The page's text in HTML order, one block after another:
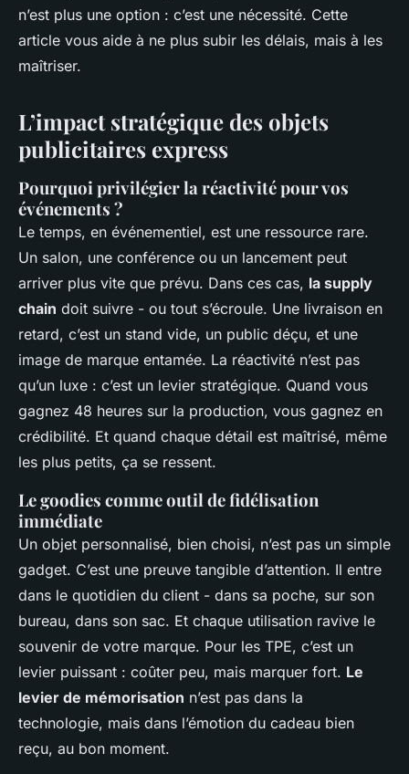
n’est plus une option : c’est une nécessité. Cette
article vous aide à ne plus subir les délais, mais à les
maîtriser.
L’impact stratégique des objets
publicitaires express
Pourquoi privilégier la réactivité pour vos
événements ?
Le temps, en événementiel, est une ressource rare.
Un salon, une conférence ou un lancement peut
arriver plus vite que prévu. Dans ces cas, la supply
chain doit suivre - ou tout s’écroule. Une livraison en
retard, c’est un stand vide, un public déçu, et une
image de marque entamée. La réactivité n’est pas
qu’un luxe : c’est un levier stratégique. Quand vous
gagnez 48 heures sur la production, vous gagnez en
crédibilité. Et quand chaque détail est maîtrisé, même
les plus petits, ça se ressent.
Le goodies comme outil de fidélisation
immédiate
Un objet personnalisé, bien choisi, n’est pas un simple
gadget. C’est une preuve tangible d’attention. Il entre
dans le quotidien du client - dans sa poche, sur son
bureau, dans son sac. Et chaque utilisation ravive le
souvenir de votre marque. Pour les TPE, c’est un
levier puissant : coûter peu, mais marquer fort. Le
levier de mémorisation n’est pas dans la
technologie, mais dans l’émotion du cadeau bien
reçu, au bon moment.